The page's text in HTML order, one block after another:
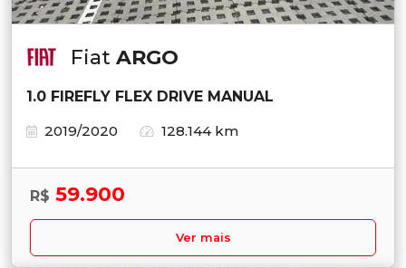
Fiat ARGO
1.0 FIREFLY FLEX DRIVE MANUAL
2019/2020
128.144 km
R$ 59.900
Ver mais